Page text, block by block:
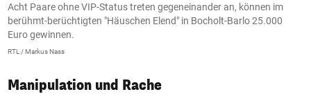
Acht Paare ohne VIP-Status treten gegeneinander an, können im
berühmt-berüchtigten "Häuschen Elend" in Bocholt-Barlo 25.000
Euro gewinnen.
RTL / Markus Nass
Manipulation und Rache